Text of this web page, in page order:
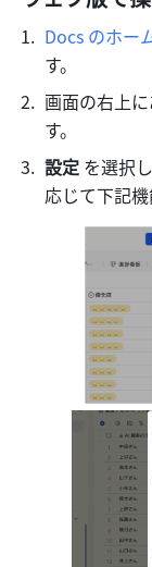
Docs のホー
す。
画面の右上
す。
設定 を選択
応じて下記機